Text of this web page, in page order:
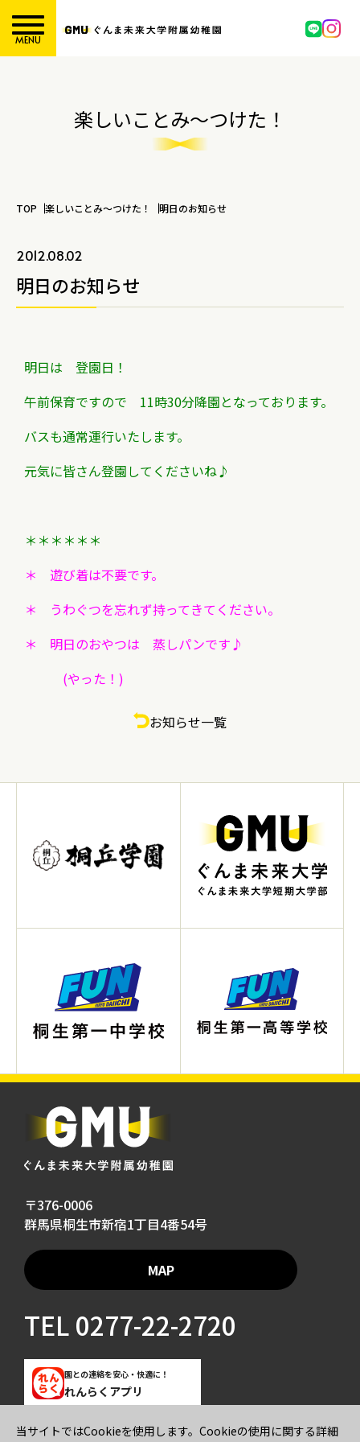
MENU
楽しいことみ～つけた！
TOP 楽しいことみ～つけた！ 明日のお知らせ
2012.08.02
明日のお知らせ
明日は 登園日！
午前保育ですので 11時30分降園となっております。
バスも通常運行いたします。
元気に皆さん登園してくださいね♪
＊＊＊＊＊＊
＊ 遊び着は不要です。
＊ うわぐつを忘れず持ってきてください。
＊ 明日のおやつは 蒸しパンです♪
(やった！)
お知らせ一覧
〒376-0006
群馬県桐生市新宿1丁目4番54号
MAP
TEL0277-22-2720
園との連絡を安心・快適に！
れんらくアプリ
ご寄付のお願いプライバシーポリシー
当サイトではCookieを使用します。Cookieの使用に関する詳細